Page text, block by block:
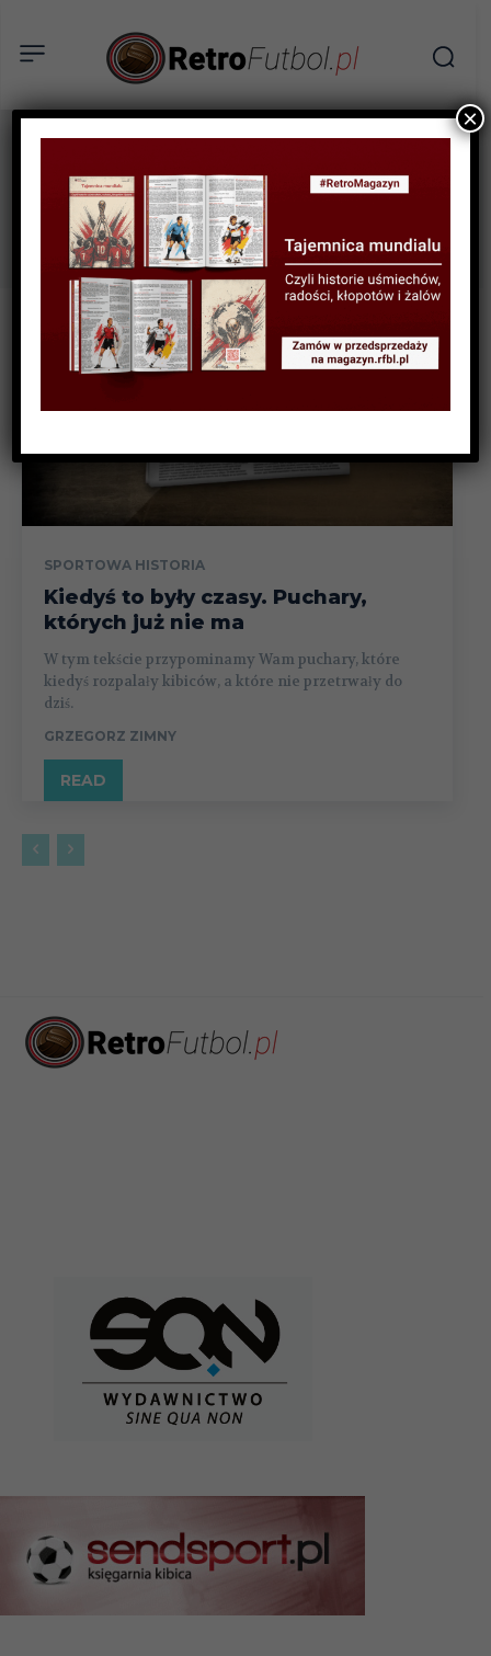
Tag: puchar liptona
SPORTOWA HISTORIA
Kiedyś to były czasy. Puchary,
których już nie ma
W tym tekście przypominamy Wam puchary, które
kiedyś rozpalały kibiców, a które nie przetrwały do
dziś.
GRZEGORZ ZIMNY
READ
×